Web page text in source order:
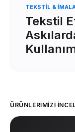
TEKSTIL &
Tekstil
ÜRÜNLERIMIZI